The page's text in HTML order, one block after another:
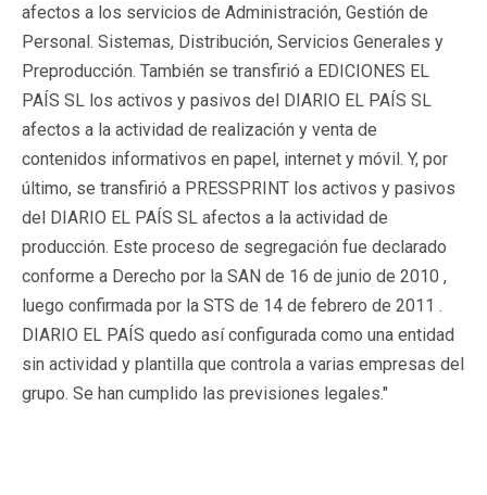
afectos a los servicios de Administración, Gestión de
Personal. Sistemas, Distribución, Servicios Generales y
Preproducción. También se transfirió a EDICIONES EL
PAÍS SL los activos y pasivos del DIARIO EL PAÍS SL
afectos a la actividad de realización y venta de
contenidos informativos en papel, internet y móvil. Y, por
último, se transfirió a PRESSPRINT los activos y pasivos
del DIARIO EL PAÍS SL afectos a la actividad de
producción. Este proceso de segregación fue declarado
conforme a Derecho por la SAN de 16 de junio de 2010 ,
luego confirmada por la STS de 14 de febrero de 2011 .
DIARIO EL PAÍS quedo así configurada como una entidad
sin actividad y plantilla que controla a varias empresas del
grupo. Se han cumplido las previsiones legales."